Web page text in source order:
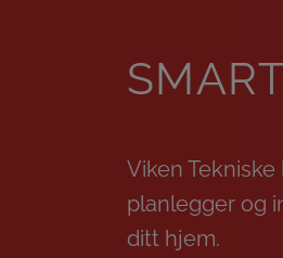
Viken
planlegger og
ditt hjem.